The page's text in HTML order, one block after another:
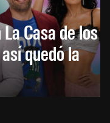
Casa de los
quedó la